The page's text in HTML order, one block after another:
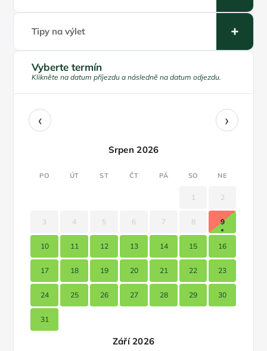
Tipy na výlet
Vyberte termín
Klikněte na datum příjezdu a následně na datum odjezdu.
‹ ›
Srpen 2026
PO ÚT ST ČT PÁ SO NE
1 2
3 4 5 6 7 8 9
10 11 12 13 14 15 16
17 18 19 20 21 22 23
24 25 26 27 28 29 30
31
Září 2026